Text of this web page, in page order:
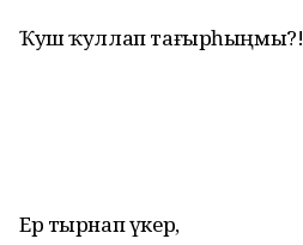
Ҡуш ҡуллап тағырһыңмы?!
Ер тырнап үкерә,